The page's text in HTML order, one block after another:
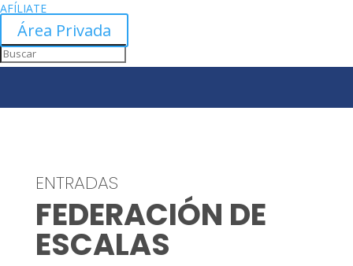
AFÍLIATE
Área Privada
ENTRADAS
FEDERACIÓN DE
ESCALAS